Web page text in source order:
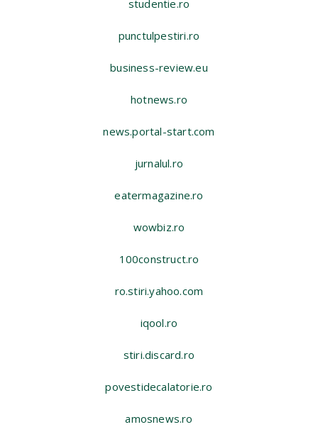
studentie.ro
punctulpestiri.ro
business-review.eu
hotnews.ro
news.portal-start.com
jurnalul.ro
eatermagazine.ro
wowbiz.ro
100construct.ro
ro.stiri.yahoo.com
iqool.ro
stiri.discard.ro
povestidecalatorie.ro
amosnews.ro